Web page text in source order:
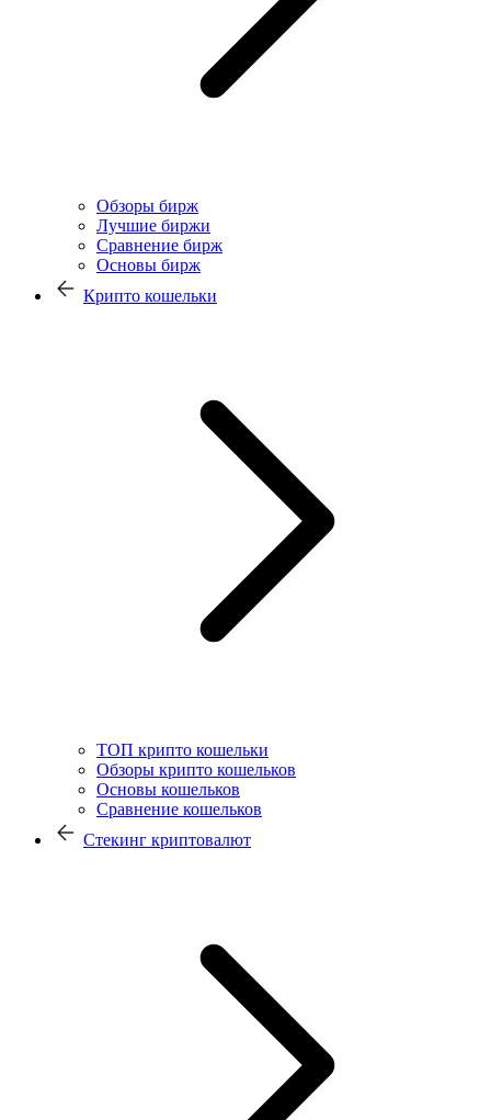
Обзоры бирж
Лучшие биржи
Сравнение бирж
Основы бирж
Крипто кошельки
ТОП крипто кошельки
Обзоры крипто кошельков
Основы кошельков
Сравнение кошельков
Стекинг криптовалют